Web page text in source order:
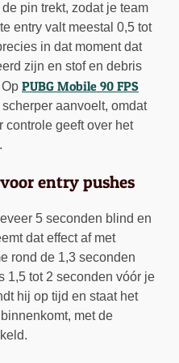
pin trekt, zodat je team
entry valt meestal 0,5 tot
in dat moment dat
zijn en stof en debris
PUBG Mobile 90 FPS
aanvoelt, omdat
controle geeft over het
entry pushes
5 seconden blind en
dat effect af met
rond de 1,3 seconden
1,5 tot 2 seconden vóór je
hij op tijd en staat het
met de